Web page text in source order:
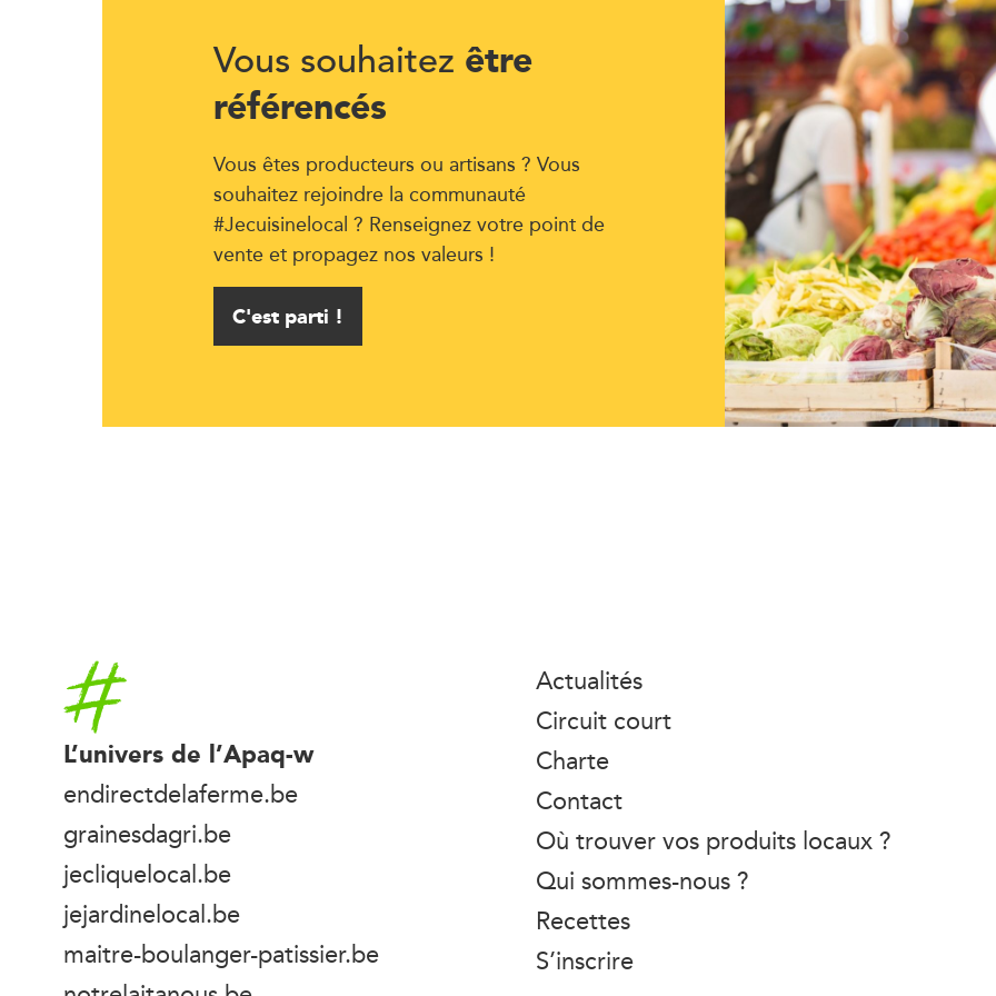
Vous souhaitez être
référencés
Vous êtes producteurs ou artisans ? Vous
souhaitez rejoindre la communauté
#Jecuisinelocal ? Renseignez votre point de
vente et propagez nos valeurs !
C'est parti !
Accueil
L’univers de l’Apaq-w
endirectdelaferme.be
grainesdagri.be
jecliquelocal.be
jejardinelocal.be
maitre-boulanger-patissier.be
Actualités
Circuit court
Charte
Contact
Où trouver vos produits locaux ?
Qui sommes-nous ?
Recettes
S’inscrire